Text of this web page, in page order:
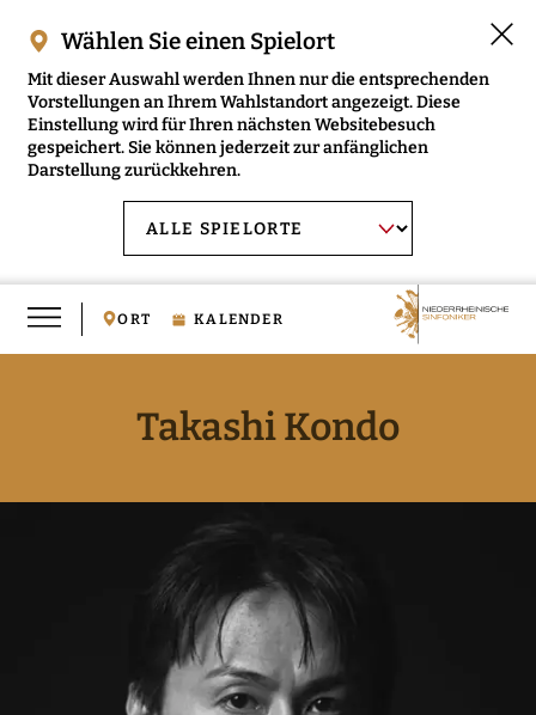
ORT KALENDER
Wählen Sie einen Spielort
Mit dieser Auswahl werden Ihnen nur die entsprechenden
Vorstellungen an Ihrem Wahlstandort angezeigt. Diese
Einstellung wird für Ihren nächsten Websitebesuch
gespeichert. Sie können jederzeit zur anfänglichen
Darstellung zurückkehren.
wählen:
NIEDERRHEINISCHE SINFONIKER ÖFFNEN
Takashi Kondo